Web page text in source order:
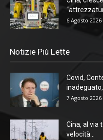
6 Agosto 2026
Notizie Più Lette
Covid,
7 Agosto 2026
Cina, al via
velocità...